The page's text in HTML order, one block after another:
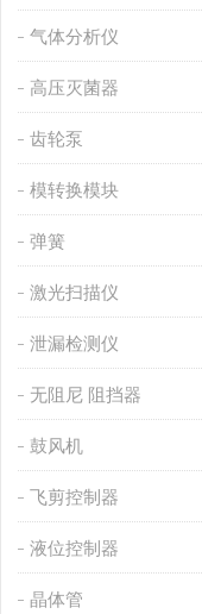
气体分析仪
高压灭菌器
齿轮泵
模转换模块
弹簧
激光扫描仪
泄漏检测仪
无阻尼 阻挡器
鼓风机
飞剪控制器
液位控制器
晶体管